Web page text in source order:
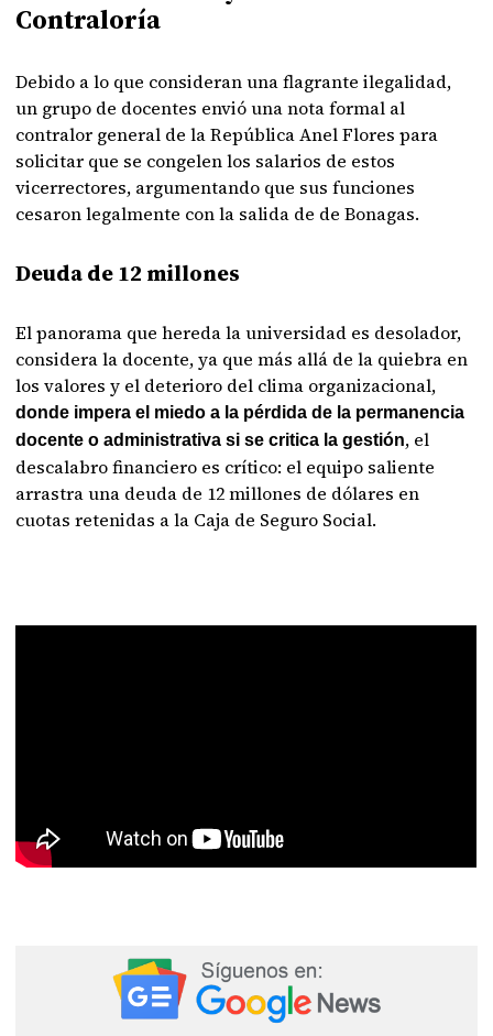
Contraloría
Debido a lo que consideran una flagrante ilegalidad,
un grupo de docentes envió una nota formal al
contralor general de la República Anel Flores para
solicitar que se congelen los salarios de estos
vicerrectores, argumentando que sus funciones
cesaron legalmente con la salida de de Bonagas.
Deuda de 12 millones
El panorama que hereda la universidad es desolador,
considera la docente, ya que más allá de la quiebra en
los valores y el deterioro del clima organizacional,
donde impera el miedo a la pérdida de la permanencia
docente o administrativa si se critica la gestión, el
descalabro financiero es crítico: el equipo saliente
arrastra una deuda de 12 millones de dólares en
cuotas retenidas a la Caja de Seguro Social.